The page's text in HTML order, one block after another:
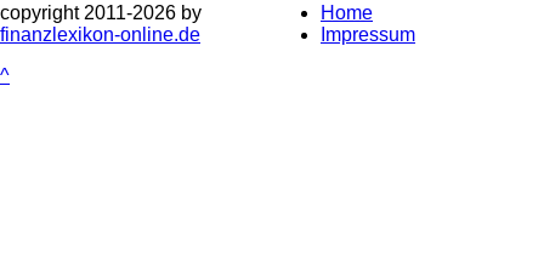
copyright 2011-2026 by
finanzlexikon-online.de
Home
Impressum
^